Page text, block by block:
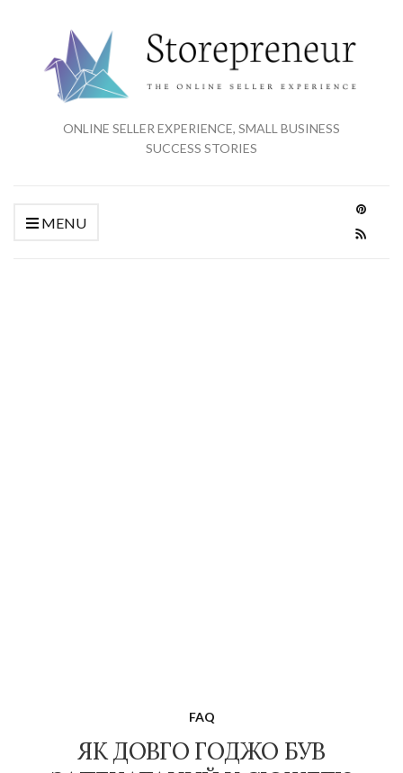
ONLINE SELLER EXPERIENCE, SMALL BUSINESS
SUCCESS STORIES
MENU
FAQ
ЯК ДОВГО ГОДЖО БУВ